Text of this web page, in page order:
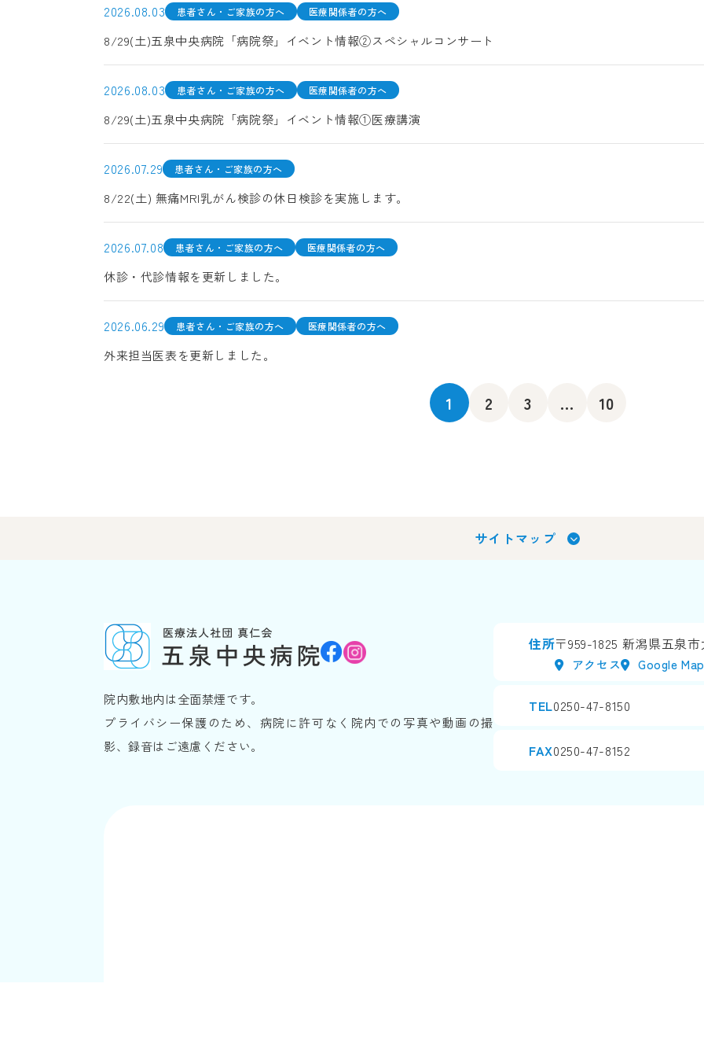
2026.08.03 患者さん・ご家族の方へ 医療関係者の方へ
8/29(土)五泉中央病院「病院祭」イベント情報②スペシャルコンサート
2026.08.03 患者さん・ご家族の方へ 医療関係者の方へ
8/29(土)五泉中央病院「病院祭」イベント情報①医療講演
2026.07.29 患者さん・ご家族の方へ
8/22(土) 無痛MRI乳がん検診の休日検診を実施します。
2026.07.08 患者さん・ご家族の方へ 医療関係者の方へ
休診・代診情報を更新しました。
2026.06.29 患者さん・ご家族の方へ 医療関係者の方へ
外来担当医表を更新しました。
1 2 3 ... 10
サイトマップ
院内敷地内は全面禁煙です。
プライバシー保護のため、病院に許可なく院内での写真や動画の撮
影、録音はご遠慮ください。
住所〒959-1825 新潟県五泉市
アクセス Google Map
TEL0250-47-8150
FAX0250-47-8152